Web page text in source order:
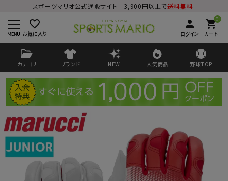
スポーツマリオ公式通販サイト 3,900円以上で送料無料
favorite_border
お気に入り
person
ログイン
0
shopping_cart
カート
カテゴリ ブランド NEW 人気商品 野球TOP
ログイン
ようこそ ゲスト 様